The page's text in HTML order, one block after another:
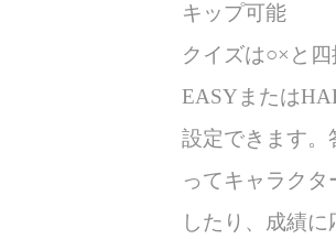
キップ可能
クイズは○×と
EASYまたは
設定できます。
ってキャラク
したり、成績